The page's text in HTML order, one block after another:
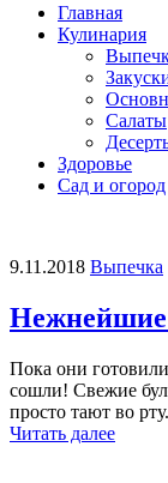
Главная
Кулинария
Салаты
Здоровье
Сад и огород
9.11.2018 Выпечка
Нежнейшие
Пока они
сошли! Свежие
просто тают во
Читать далее